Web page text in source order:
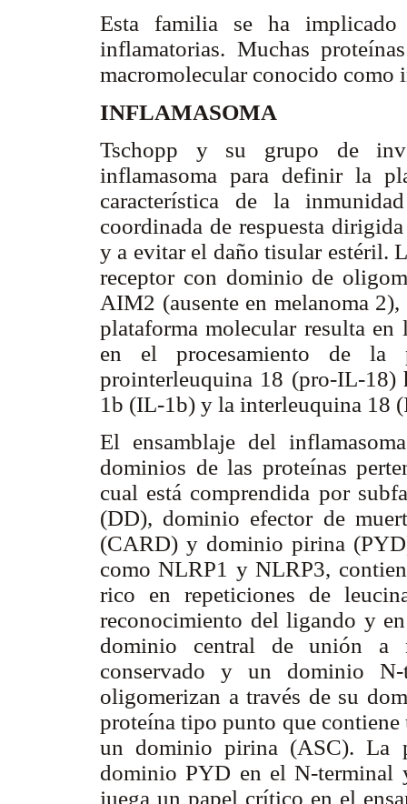
Esta familia se ha
inflamatorias. Muchas
macromolecular conocido como
INFLAMASOMA
Tschopp y su grupo de
inflamasoma para definir la
característica de la
coordinada de respuesta
y a evitar el daño tisular estéril.
receptor con dominio de
AIM2 (ausente en melanoma
plataforma molecular resulta en
en el procesamiento de la
prointerleuquina 18 (pro-IL-18)
1b (IL-1b) y la interleuquina 18
El ensamblaje del
dominios de las proteínas
cual está comprendida por
(DD), dominio efector de
(CARD) y dominio pirina
como NLRP1 y NLRP3,
rico en repeticiones de
reconocimiento del ligando y
dominio central de unión a
conservado y un dominio
oligomerizan a través de su
proteína tipo punto que
un dominio pirina (ASC). La
dominio PYD en el N-
juega un papel crítico en el